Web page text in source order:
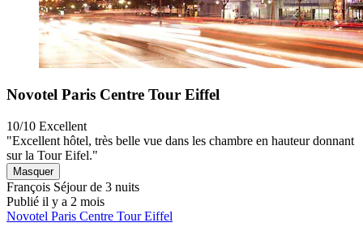
Novotel Paris Centre Tour Eiffel
10/10 Excellent
"Excellent hôtel, très belle vue dans les chambre en hauteur donnant
sur la Tour Eifel."
Masquer
François Séjour de 3 nuits
Publié il y a 2 mois
Novotel Paris Centre Tour Eiffel